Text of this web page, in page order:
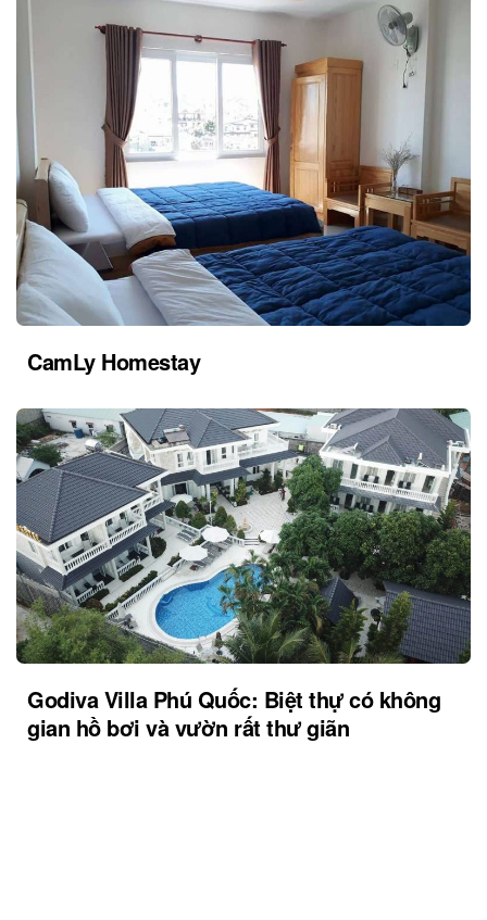
CamLy Homestay
Godiva Villa Phú Quốc: Biệt thự có không
gian hồ bơi và vườn rất thư giãn